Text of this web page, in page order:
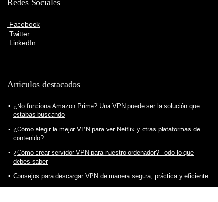
Redes Sociales
Facebook
Twitter
LinkedIn
Articulos destacados
¿No funciona Amazon Prime? Una VPN puede ser la solución que
estabas buscando
¿Cómo elegir la mejor VPN para ver Netflix y otras plataformas de
contenido?
¿Cómo crear servidor VPN para nuestro ordenador? Todo lo que
debes saber
Consejos para descargar VPN de manera segura, práctica y eficiente